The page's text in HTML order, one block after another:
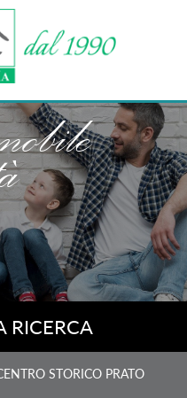
RICERCA
STORICO PRATO